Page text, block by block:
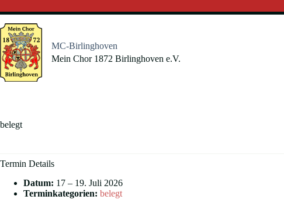
Inhalt
springen
MC-Birlinghoven
Mein Chor 1872 Birlinghoven e.V.
belegt
Termin Details
Datum: 17 – 19. Juli 2026
Terminkategorien: belegt